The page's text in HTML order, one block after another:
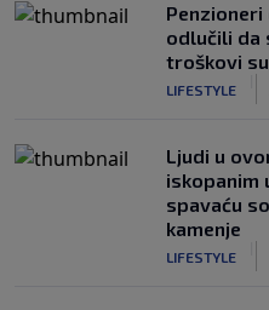
odlučili da
troškovi
LIFESTYLE
Ljudi u
iskopanim
spavaću
kamenje
LIFESTYLE